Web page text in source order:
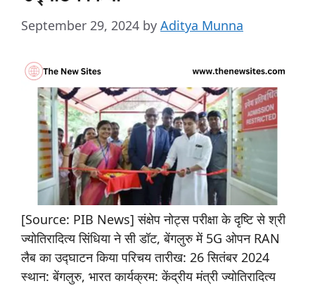
September 29, 2024 by Aditya Munna
[Source: PIB News] संक्षेप नोट्स परीक्षा के दृष्टि से श्री
ज्योतिरादित्य सिंधिया ने सी डॉट, बेंगलुरु में 5G ओपन RAN
लैब का उद्घाटन किया परिचय तारीख: 26 सितंबर 2024
स्थान: बेंगलुरु, भारत कार्यक्रम: केंद्रीय मंत्री ज्योतिरादित्य